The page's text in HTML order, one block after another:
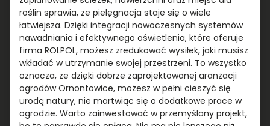
roślin sprawia, że pielęgnacja staje się o wiele
łatwiejsza. Dzięki integracji nowoczesnych systemów
nawadniania i efektywnego oświetlenia, które oferuje
firma ROLPOL, możesz zredukować wysiłek, jaki musisz
wkładać w utrzymanie swojej przestrzeni. To wszystko
oznacza, że dzięki dobrze zaprojektowanej aranżacji
ogrodów Ornontowice, możesz w pełni cieszyć się
urodą natury, nie martwiąc się o dodatkowe prace w
ogrodzie. Warto zainwestować w przemyślany projekt,